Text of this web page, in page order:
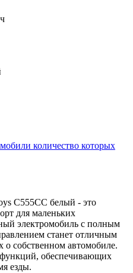
количество которых
C555CC белый - это
для маленьких
электромобиль с полным
станет отличным
собственном автомобиле.
обеспечивающих
езды.